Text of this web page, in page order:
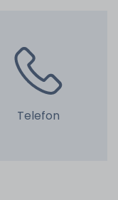
Telefon